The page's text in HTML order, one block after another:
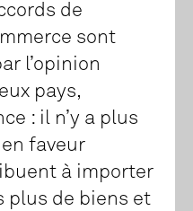
de
sont
l’opinion
pays,
: il n’y a plus
faveur
à importer
plus de biens et